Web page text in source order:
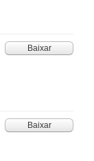
Baixar
Baixar